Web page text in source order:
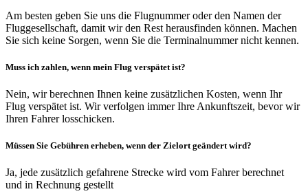
Am besten geben Sie uns die Flugnummer oder den Namen der
Fluggesellschaft, damit wir den Rest herausfinden können. Machen
Sie sich keine Sorgen, wenn Sie die Terminalnummer nicht kennen.
Muss ich zahlen, wenn mein Flug verspätet ist?
Nein, wir berechnen Ihnen keine zusätzlichen Kosten, wenn Ihr
Flug verspätet ist. Wir verfolgen immer Ihre Ankunftszeit, bevor wir
Ihren Fahrer losschicken.
Müssen Sie Gebühren erheben, wenn der Zielort geändert wird?
Ja, jede zusätzlich gefahrene Strecke wird vom Fahrer berechnet
und in Rechnung gestellt